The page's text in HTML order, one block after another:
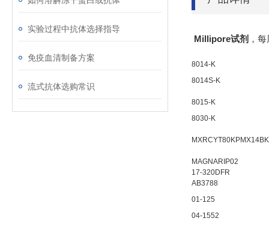
实验过程中抗体选择指导
免疫血清制备方案
流式抗体选购常识
Millipore试剂 ，
8014-K
8014S-K
8015-K
8030-K
MXRCYT80KPMX14BK
MAGNARIP02
17-320DFR
AB3788
01-125
04-1552